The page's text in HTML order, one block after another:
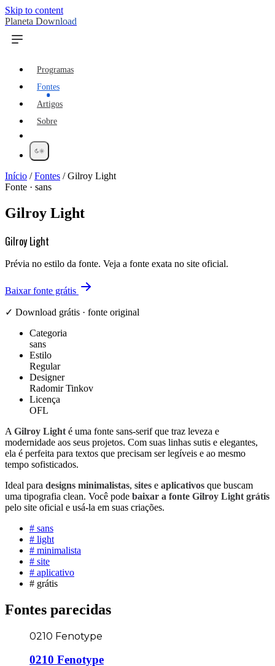
Skip to content
Planeta Download
Programas
Fontes
Artigos
Sobre
Início /Fontes /Gilroy Light
Fonte · sans
Gilroy Light
Gilroy Light
Prévia no estilo da fonte. Veja a fonte exata no site oficial.
Baixar fonte grátis
✓ Download grátis · fonte original
Categoria
sans
Estilo
Regular
Designer
Radomir Tinkov
Licença
OFL
A Gilroy Light é uma fonte sans-serif que traz leveza e
modernidade aos seus projetos. Com suas linhas sutis e elegantes,
ela é perfeita para textos que precisam ser legíveis e ao mesmo
tempo sofisticados.
Ideal para designs minimalistas, sites e aplicativos que buscam
uma tipografia clean. Você pode baixar a fonte Gilroy Light grátis
pelo site oficial e usá-la em suas criações.
# sans
# light
# minimalista
# site
# aplicativo
# grátis
Fontes parecidas
0210 Fenotype
0210 Fenotype